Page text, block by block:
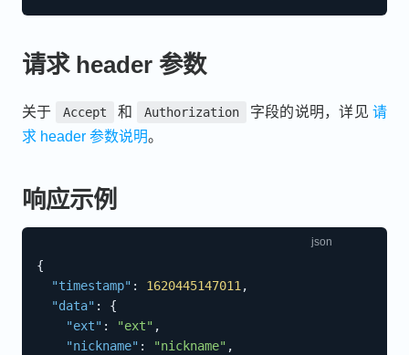
请求 header 参数
关于 Accept 和 Authorization 字段的说明，详见 请
求 header 参数说明。
响应示例
{
"timestamp" : 1620445147011 ,
"data" :
{
"ext" : "ext" ,
"nickname" : "nickname" ,